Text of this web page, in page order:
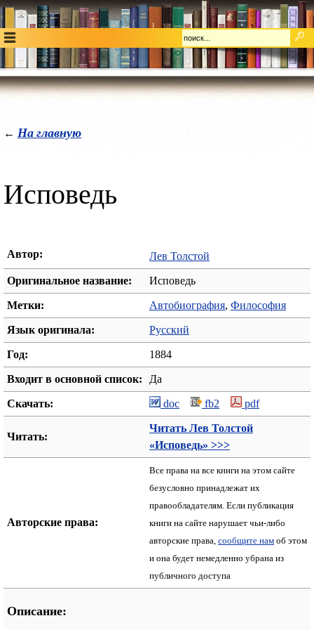
← На главную
Исповедь
Автор: Лев Толстой
Оригинальное название: Исповедь
Метки: Автобиография, Философия
Язык оригинала: Русский
Год: 1884
Входит в основной список: Да
Скачать: doc fb2 pdf
Читать:
Читать Лев Толстой
«Исповедь» >>>
Авторские права:
Все права на все книги на этом сайте
безусловно принадлежат их
правообладателям. Если публикация
книги на сайте нарушает чьи-либо
авторские права, сообщите нам об этом
и она будет немедленно убрана из
публичного доступа
Описание: